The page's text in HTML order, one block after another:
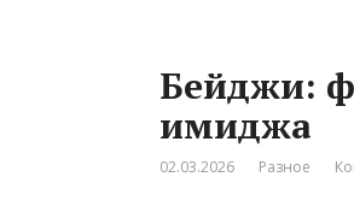
Бейджи:
имиджа
02.03.2026 Разное